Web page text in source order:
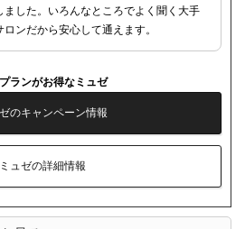
ました。いろんなところでよく聞く大手
ロンだから安心して通えます。
ランがお得なミュゼ
のキャンペーン情報
ミュゼの詳細情報